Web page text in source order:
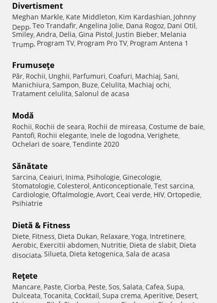
Divertisment
Meghan Markle, Kate Middleton, Kim Kardashian, Johnny
Depp, Teo Trandafir, Angelina Jolie, Dana Rogoz, Dani Otil,
Smiley, Andra, Delia, Gina Pistol, Justin Bieber, Melania
Trump, Program TV, Program Pro TV, Program Antena 1
Frumuseţe
Păr, Rochii, Unghii, Parfumuri, Coafuri, Machiaj, Sani,
Manichiura, Sampon, Buze, Celulita, Machiaj ochi,
Tratament celulita, Salonul de acasa
Modă
Rochii, Rochii de seara, Rochii de mireasa, Costume de baie,
Pantofi, Rochii elegante, Inele de logodna, Verighete,
Ochelari de soare, Tendinte 2020
Sănătate
Sarcina, Ceaiuri, Inima, Psihologie, Ginecologie,
Stomatologie, Colesterol, Anticonceptionale, Test sarcina,
Cardiologie, Oftalmologie, Avort, Ceai verde, HIV, Ortopedie,
Psihiatrie
Dietă & Fitness
Diete, Fitness, Dieta Dukan, Relaxare, Yoga, Intretinere,
Aerobic, Exercitii abdomen, Nutritie, Dieta de slabit, Dieta
disociata, Silueta, Dieta ketogenica, Sala de acasa
Reţete
Mancare, Paste, Ciorba, Peste, Sos, Salata, Cafea, Supa,
Dulceata, Tocanita, Cocktail, Supa crema, Aperitive, Desert,